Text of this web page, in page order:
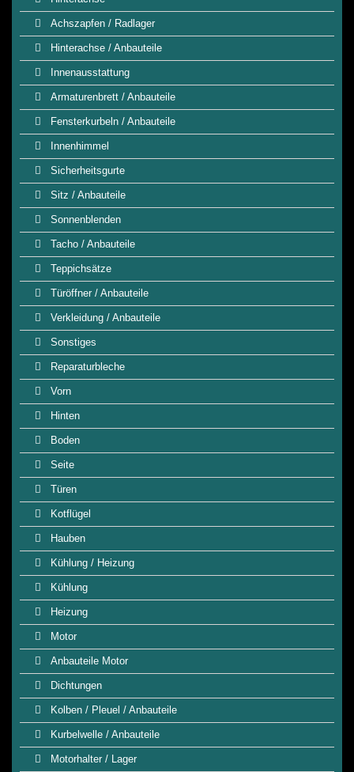
Achszapfen / Radlager
Hinterachse / Anbauteile
Innenausstattung
Armaturenbrett / Anbauteile
Fensterkurbeln / Anbauteile
Innenhimmel
Sicherheitsgurte
Sitz / Anbauteile
Sonnenblenden
Tacho / Anbauteile
Teppichsätze
Türöffner / Anbauteile
Verkleidung / Anbauteile
Sonstiges
Reparaturbleche
Vorn
Hinten
Boden
Seite
Türen
Kotflügel
Hauben
Kühlung / Heizung
Kühlung
Heizung
Motor
Anbauteile Motor
Dichtungen
Kolben / Pleuel / Anbauteile
Kurbelwelle / Anbauteile
Motorhalter / Lager